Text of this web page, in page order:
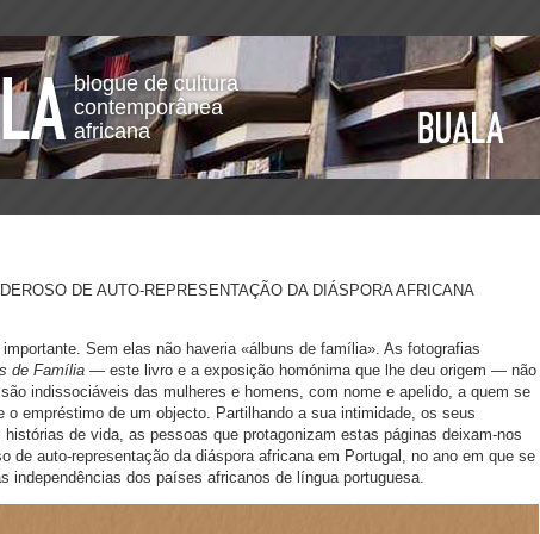
blogue de cultura
contemporânea
africana
DE AUTO‑REPRESENTAÇÃO DA DIÁSPORA AFRICANA
Sem elas não haveria «álbuns de família». As fotografias
de Família — este livro e a exposição homónima que lhe deu origem — não
indissociáveis das mulheres e homens, com nome e apelido, a quem se
o empréstimo de um objecto. Partilhando a sua intimidade, os seus
de vida, as pessoas que protagonizam estas páginas deixam‑nos
de auto‑representação da diáspora africana em Portugal, no ano em que se
independências dos países africanos de língua portuguesa.